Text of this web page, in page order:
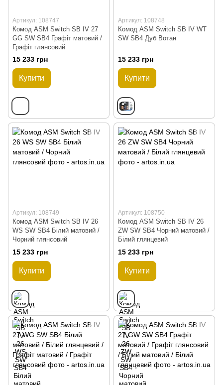
Артикул: 108747
Комод ASM Switch SB IV 27
GG SW SB4 Графіт матовий /
Графіт глянсовий
15 233 грн
Купити
Артикул: 108748
Комод ASM Switch SB IV WT
SW SB4 Дуб Вотан
15 233 грн
Купити
Артикул: 108749
Комод ASM Switch SB IV 26
WS SW SB4 Білий матовий /
Чорний глянсовий
15 233 грн
Купити
Артикул: 108750
Комод ASM Switch SB IV 26
ZW SW SB4 Чорний матовий /
Білий глянцевий
15 233 грн
Купити